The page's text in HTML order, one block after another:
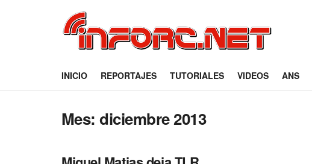
INICIO REPORTAJES TUTORIALES VIDEOS ANS
Mes:diciembre 2013